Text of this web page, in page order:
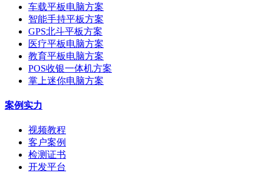
车载平板电脑方案
智能手持平板方案
GPS北斗平板方案
医疗平板电脑方案
教育平板电脑方案
POS收银一体机方案
掌上迷你电脑方案
案例实力
视频教程
客户案例
检测证书
开发平台